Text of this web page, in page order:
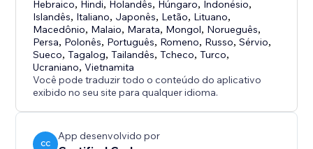
Hebraico, Hindi, Holandês, Húngaro, Indonésio,
Islandês, Italiano, Japonês, Letão, Lituano,
Macedônio, Malaio, Marata, Mongol, Norueguês,
Persa, Polonês, Português, Romeno, Russo,Sérvio,
Sueco,Tagalog,Tailandês,Tcheco,Turco,
Ucraniano,Vietnamita
Você pode traduzir todo o conteúdo do aplicativo
exibido no seu site para qualquer idioma.
CC
App desenvolvido por